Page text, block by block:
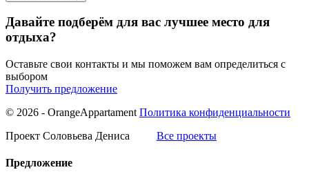
Давайте подберём для вас лучшее место для
отдыха?
Оставьте свои контакты и мы поможем вам определиться с
выбором
Получить предложение
© 2026 - OrangeAppartament Политика конфиденциальности
Проект Соловьева Дениса
Все проекты
Предложение